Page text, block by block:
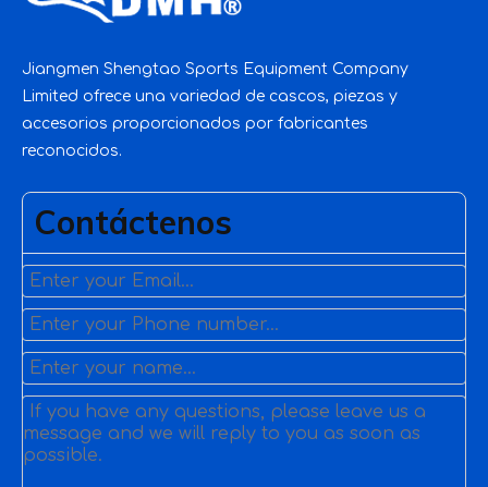
Jiangmen Shengtao Sports Equipment Company
Limited ofrece una variedad de cascos, piezas y
accesorios proporcionados por fabricantes
reconocidos.
Contáctenos